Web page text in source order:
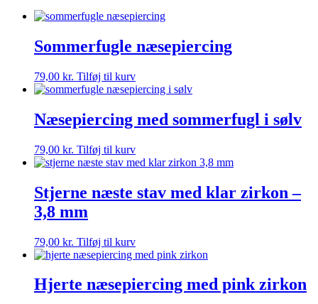
Sommerfugle næsepiercing
79,00 kr. Tilføj til kurv
Næsepiercing med sommerfugl i sølv
79,00 kr. Tilføj til kurv
Stjerne næste stav med klar zirkon –
3,8 mm
79,00 kr. Tilføj til kurv
Hjerte næsepiercing med pink zirkon